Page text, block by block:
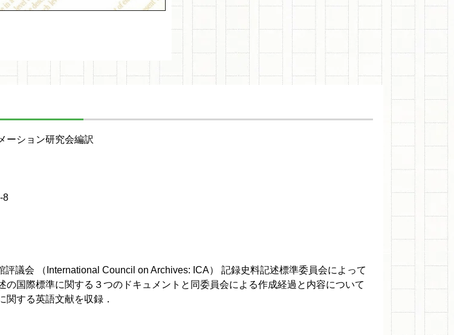
ーション研究会編訳
8
評議会 （International Council on Archives: ICA） 記録史料記述標準委員会によって
の国際標準に関する３つのドキュメントと同委員会による作成経過と内容について
関する英語文献を収録．